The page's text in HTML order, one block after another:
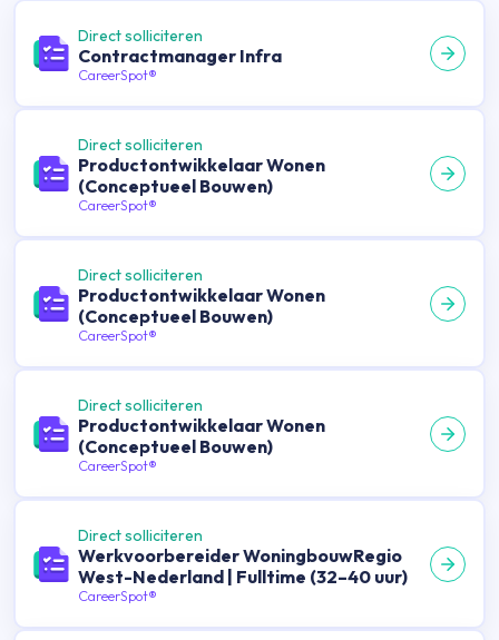
Direct solliciteren
Contractmanager Infra
CareerSpot®
Direct solliciteren
Productontwikkelaar Wonen
(Conceptueel Bouwen)
CareerSpot®
Direct solliciteren
Productontwikkelaar Wonen
(Conceptueel Bouwen)
CareerSpot®
Direct solliciteren
Productontwikkelaar Wonen
(Conceptueel Bouwen)
CareerSpot®
Direct solliciteren
Werkvoorbereider WoningbouwRegio
West-Nederland | Fulltime (32–40 uur)
CareerSpot®